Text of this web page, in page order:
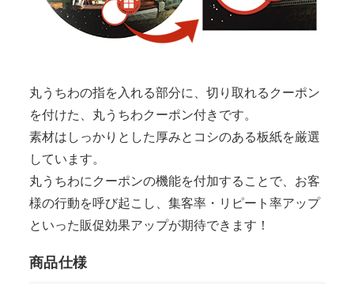
丸うちわの指を入れる部分に、切り取れるクーポン
を付けた、丸うちわクーポン付きです。
素材はしっかりとした厚みとコシのある板紙を厳選
しています。
丸うちわにクーポンの機能を付加することで、お客
様の行動を呼び起こし、集客率・リピート率アップ
といった販促効果アップが期待できます！
商品仕様